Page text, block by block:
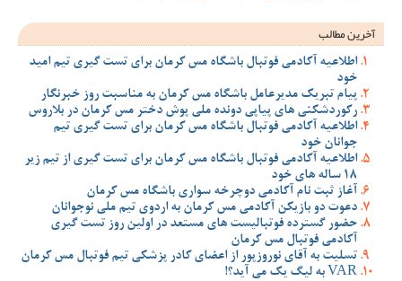
آخرین مطالب
اطلاعیه آکادمی فوتبال باشگاه مس کرمان برای تست گیری تیم امید
خود
پیام تبریک مدیرعامل باشگاه مس کرمان به مناسبت روز خبرنگار
رکوردشکنی های پیاپی دونده ملی پوش دختر مس کرمان در بلاروس
اطلاعیه آکادمی فوتبال باشگاه مس کرمان برای تست گیری تیم
جوانان خود
اطلاعیه آکادمی فوتبال باشگاه مس کرمان برای تست گیری از تیم زیر
18 ساله های خود
آغاز ثبت نام آکادمی دوچرخه سواری باشگاه مس کرمان
دعوت دو بازیکن آکادمی مس کرمان به اردوی تیم ملی نوجوانان
حضور گسترده فوتبالیست های مستعد در اولین روز تست گیری
آکادمی فوتبال مس کرمان
تسلیت به آقای نوروزپور از اعضای کادر پزشکی تیم فوتبال مس کرمان
VAR به لیگ یک می آید؟!